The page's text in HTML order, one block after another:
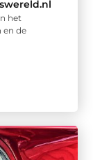
het
en de